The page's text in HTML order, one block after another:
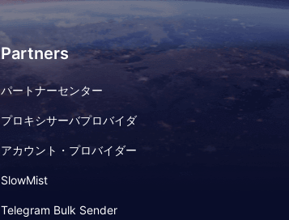
Partners
パートナーセンター
プロキシサーバプロバイダ
アカウント・プロバイダー
SlowMist
Telegram Bulk Sender